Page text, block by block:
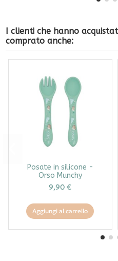
I clienti che hanno
comprato anche:
Posate in silicone -
Orso Munchy
9,90 €
Aggiungi al carrello